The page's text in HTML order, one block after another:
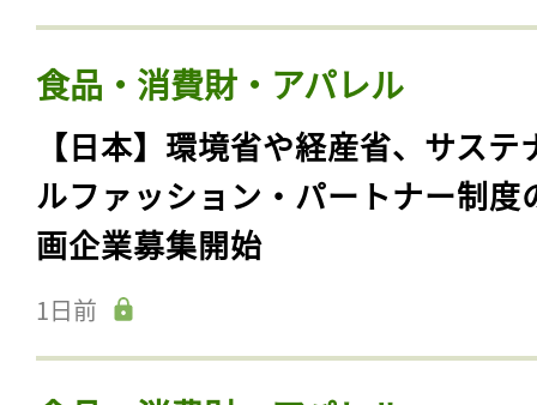
食品・消費財・アパレル
【日本】環境省や経産省、サステ
ルファッション・パートナー制度
画企業募集開始
1日前